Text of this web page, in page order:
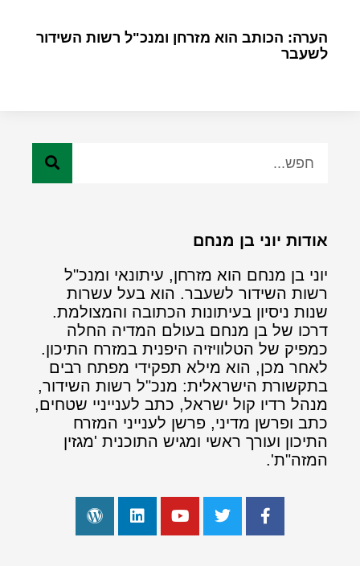
הערה: הכותב הוא מזרחן ומנכ"ל רשות השידור
לשעבר
אודות יוני בן מנחם
יוני בן מנחם הוא מזרחן, עיתונאי ומנכ"ל
רשות השידור לשעבר. הוא בעל עשרות
שנות ניסיון בעיתונות הכתובה והמצולמת.
דרכו של בן מנחם בעולם המדיה החלה
כמפיק של הטלוויזיה היפנית במזרח התיכון.
לאחר מכן, הוא מילא תפקידי מפתח רבים
בתקשורת הישראלית: מנכ"ל רשות השידור,
מנהל רדיו קול ישראל, כתב לענייניי שטחים,
כתב ופרשן מדיני, פרשן לענייני המזרח
התיכון ועורך ראשי ומגיש התוכנית 'מגזין
המזה"ת'.